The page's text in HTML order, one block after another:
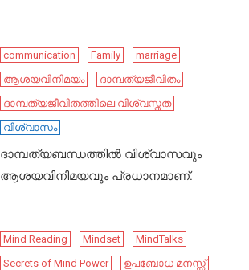
communication Family
marriage
ആശയവിനിമയം
ദാമ്പത്യജീവിതം
ദാമ്പത്യജീവിതത്തിലെ വിശ്വസ്തത
വിശ്വാസം
ദാമ്പത്യബന്ധത്തിൽ വിശ്വാസവും
ആശയവിനിമയവും പ്രധാനമാണ്.
Mind Reading Mindset
MindTalks
Secrets of Mind Power
ഉപബോധ മനസ്സ്